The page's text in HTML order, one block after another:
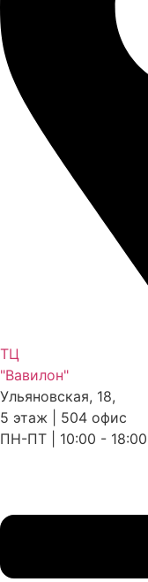
ТЦ
"Вавилон"
Ульяновская, 18,
5 этаж | 504 офис
ПН-ПТ | 10:00 - 18:00